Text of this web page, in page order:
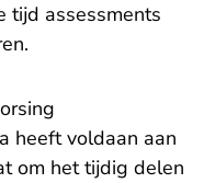
tijd assessments
heeft voldaan aan
om het tijdig delen